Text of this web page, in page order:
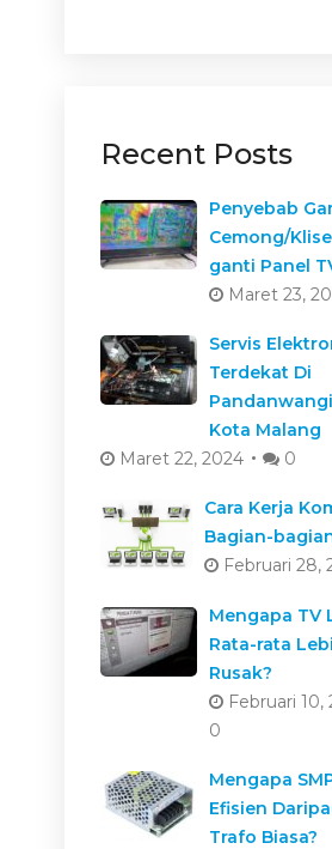
Recent Posts
Penyebab
Cemong/
ganti Panel
Maret 23,
Servis
Terdekat Di
Kota Malang
Maret 22, 2024
0
Cara Kerja
Bagian-
Februari 28,
Mengapa TV
Rata-rata
Rusak?
Februari 10,
0
Mengapa
Efisien
Trafo Biasa?